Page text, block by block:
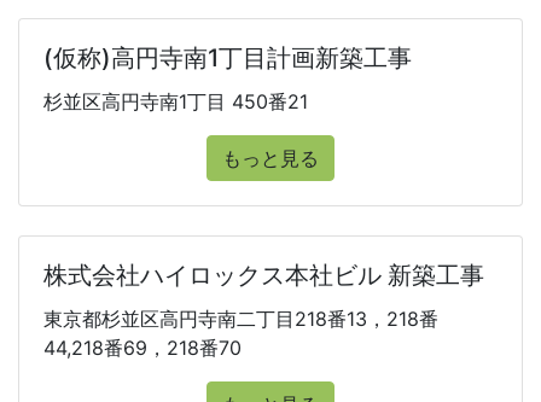
(仮称)高円寺南1丁目計画新築工事
杉並区高円寺南1丁目 450番21
もっと見る
株式会社ハイロックス本社ビル 新築工事
東京都杉並区高円寺南二丁目218番13，218番
44,218番69，218番70